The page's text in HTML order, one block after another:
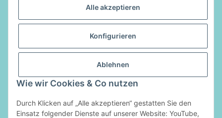
Alle akzeptieren
Konfigurieren
Ablehnen
Wie wir Cookies & Co nutzen
Durch Klicken auf „Alle akzeptieren“ gestatten Sie den
Einsatz folgender Dienste auf unserer Website: YouTube,
Informationen
Gesetzliche Informationen
Zahlungsarten